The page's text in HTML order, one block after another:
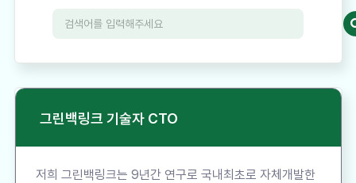
그린백링크 기술자 CTO
저희 그린백링크는 9년간 연구로 국내최초로 자체개발한